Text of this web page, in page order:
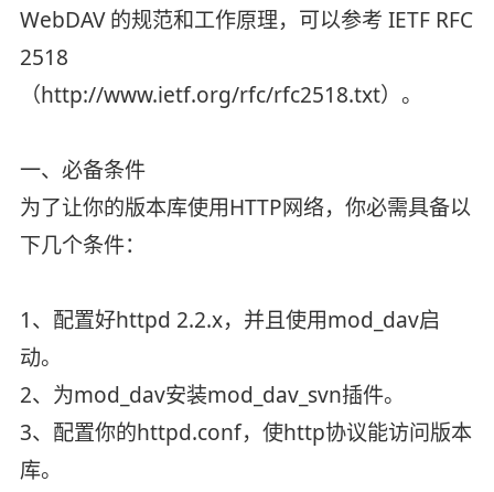
WebDAV 的规范和工作原理，可以参考 IETF RFC
2518
（http://www.ietf.org/rfc/rfc2518.txt）。
一、必备条件
为了让你的版本库使用HTTP网络，你必需具备以
下几个条件：
1、配置好httpd 2.2.x，并且使用mod_dav启
动。
2、为mod_dav安装mod_dav_svn插件。
3、配置你的httpd.conf，使http协议能访问版本
库。